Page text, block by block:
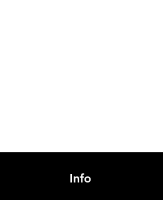
Info